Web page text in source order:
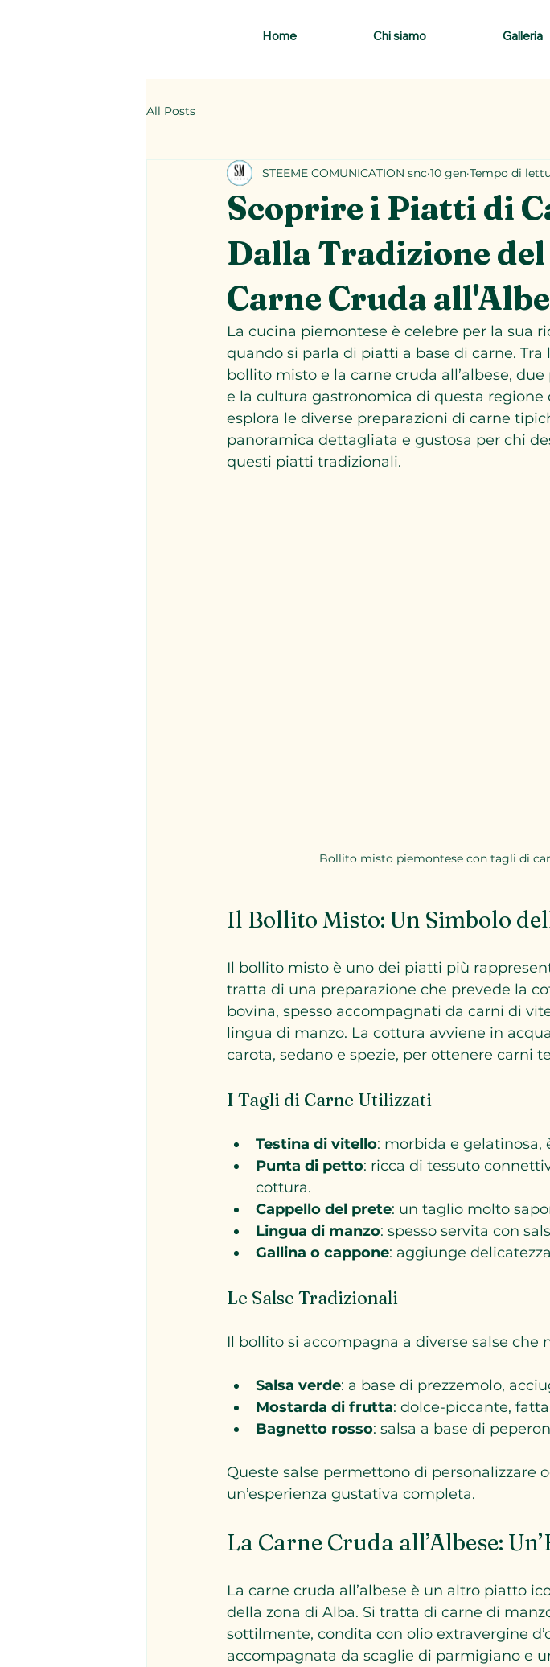
Home Chi siamo Galleria
All Posts
Scoprire i Piatti di
Dalla Tradizione
Carne Cruda
STEEME COMUNICATION snc 10 gen Tempo di
La cucina piemontese è celebre per la sua
quando si parla di piatti a base di carne.
bollito misto e la carne cruda all’albese,
e la cultura gastronomica di questa regione
esplora le diverse preparazioni di carne
panoramica dettagliata e gustosa per chi
questi piatti tradizionali.
Bollito misto piemontese con tagli di
Il Bollito Misto: Un Simbolo
Il bollito misto è uno dei piatti più
tratta di una preparazione che prevede la
bovina, spesso accompagnati da carni di
lingua di manzo. La cottura avviene in
carota, sedano e spezie, per ottenere carni
I Tagli di Carne Utilizzati
Testina di vitello: morbida e gelatinosa,
Punta di petto: ricca di tessuto
cottura.
Cappello del prete: un taglio molto
Lingua di manzo: spesso servita con
Gallina o cappone: aggiunge
Le Salse Tradizionali
Il bollito si accompagna a diverse salse che
Salsa verde: a base di prezzemolo,
Mostarda di frutta: dolce-piccante,
Bagnetto rosso: salsa a base di
Queste salse permettono di personalizzare
un’esperienza gustativa completa.
La Carne Cruda all’Albese:
La carne cruda all’albese è un altro piatto
della zona di Alba. Si tratta di carne di
sottilmente, condita con olio extravergine
accompagnata da scaglie di parmigiano e